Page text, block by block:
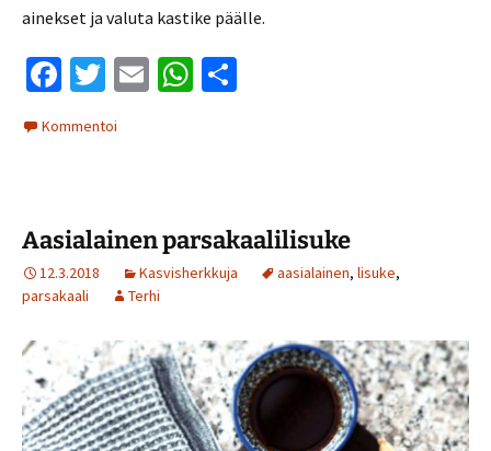
ainekset ja valuta kastike päälle.
Fa
b
k
T
wi
tt
E
W
p
Kommentoi
Aasialainen parsakaalilisuke
12.3.2018 Kasvisherkkuja aasialainen, lisuke,
parsakaali
Terhi